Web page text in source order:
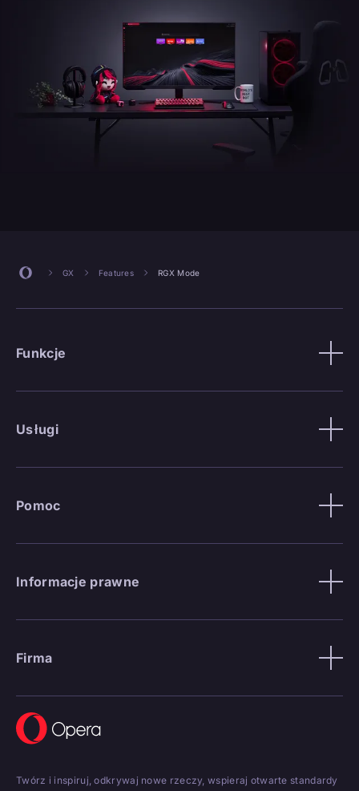
GX Features RGX Mode
Funkcje
Usługi
Pomoc
Informacje prawne
Firma
Twórz i inspiruj, odkrywaj nowe rzeczy, wspieraj otwarte standardy